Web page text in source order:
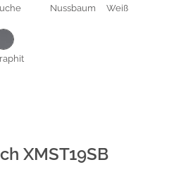
Nussbaum Weiß
XMST19SB